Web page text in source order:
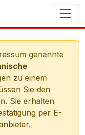
genannte
zu einem
Sie den
Sie erhalten
per E-